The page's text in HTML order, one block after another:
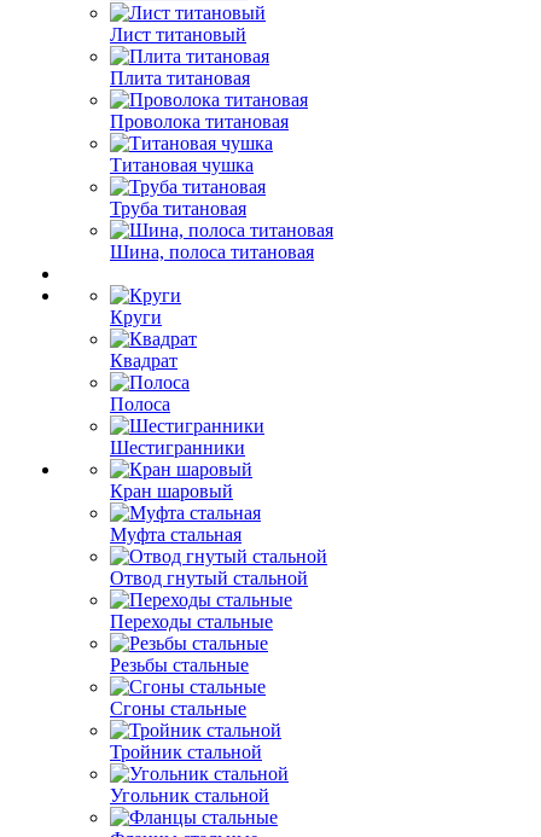
Лист титановый
Плита титановая
Проволока титановая
Титановая чушка
Труба титановая
Шина, полоса титановая
Круги
Квадрат
Полоса
Шестигранники
Кран шаровый
Муфта стальная
Отвод гнутый стальной
Переходы стальные
Резьбы стальные
Сгоны стальные
Тройник стальной
Угольник стальной